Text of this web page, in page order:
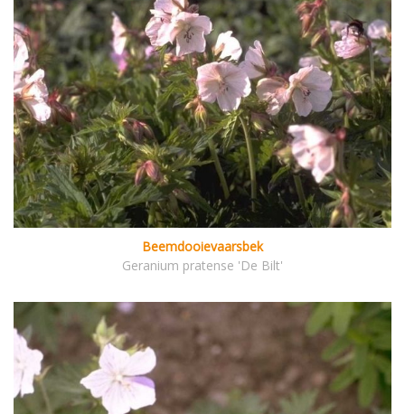
Beemdooievaarsbek
Geranium pratense 'De Bilt'